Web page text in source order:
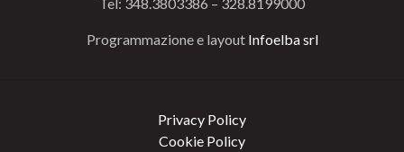
Programmazione e layout Infoelba srl
Privacy Policy
Cookie Policy